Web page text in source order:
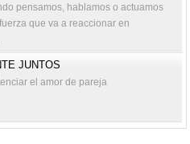
pensamos, hablamos o actuamos
que va a reaccionar en
JUNTOS
el amor de pareja